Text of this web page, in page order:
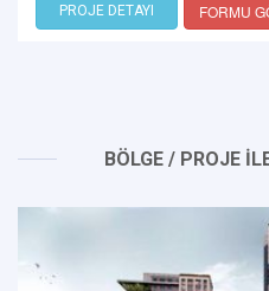
PROJE DETAYI FORMU
BÖLGE / PROJE